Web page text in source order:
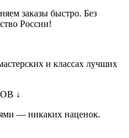
заказы быстро. Без
России!
и классах лучших
↓
— никаких наценок.